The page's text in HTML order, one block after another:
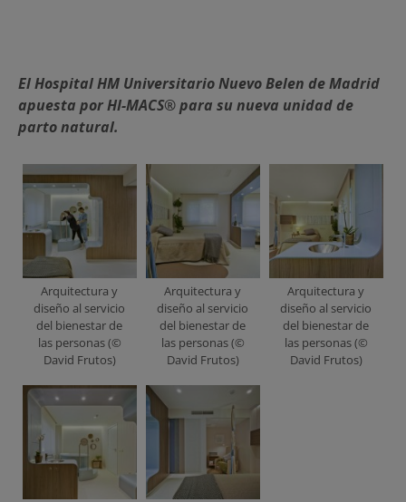
El Hospital HM Universitario Nuevo Belen de Madrid
apuesta por HI-MACS® para su nueva unidad de
parto natural.
Arquitectura y
diseño al servicio
del bienestar de
las personas (©
David Frutos)
Arquitectura y
diseño al servicio
del bienestar de
las personas (©
David Frutos)
Arquitectura y
diseño al servicio
del bienestar de
las personas (©
David Frutos)